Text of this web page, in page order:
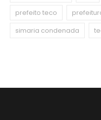
prefeito teco
simaria condenada